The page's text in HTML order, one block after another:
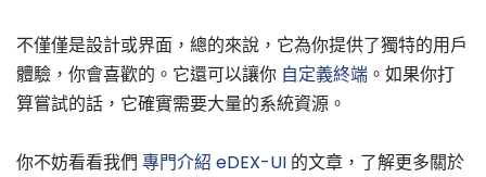
不僅僅是設計或界面，總的來說，它為你提供了獨特的用戶
體驗，你會喜歡的。它還可以讓你 自定義終端 。如果你打
算嘗試的話，它確實需要大量的系統資源。
你不妨看看我們 專門介紹 eDEX-UI 的文章，了解更多關於